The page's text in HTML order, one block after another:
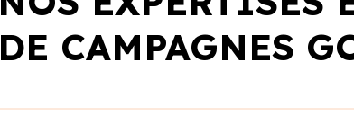
DE CAMPAGNES